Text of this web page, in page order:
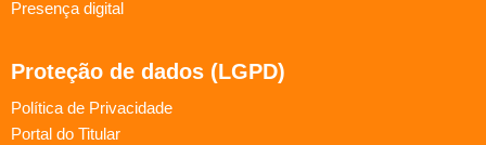
Presença digital
Proteção de dados (LGPD)
Política de Privacidade
Portal do Titular